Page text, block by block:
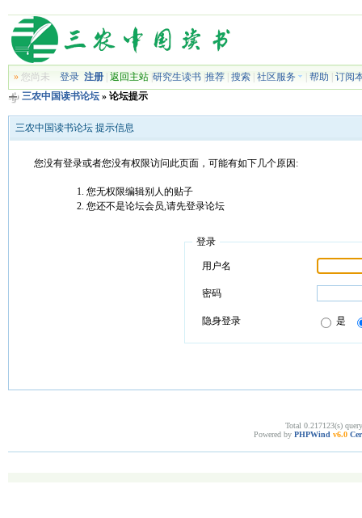
»您尚未 登录 注册| 返回主站| 研究生读书| 推荐| 搜索| 社区服务 帮助
订阅
三农中国读书论坛» 论坛提示
三农中国读书论坛 提示信息
您没有登录或者您没有权限访问此页面，可能有如下几个原因:
您无权限编辑别人的贴子
您还不是论坛会员,请先登录论坛
登录
用户名
密码
隐身登录 是
Total 0.217123(s)
Powered by PHPWind v6.0